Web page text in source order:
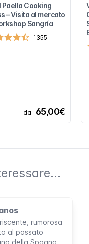
Paella Cooking
– Visita al mercato
Sangría
1355
da 65,00€
rumorosa
al passato
della Spagna.